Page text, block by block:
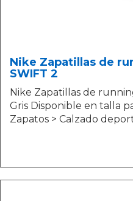
Nike Zapatillas de
SWIFT 2
Nike Zapatillas de
Gris Disponible en talla
Zapatos > Calzado